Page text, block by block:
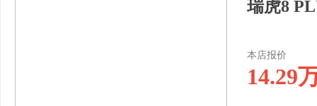
瑞虎8
本店报价
14.29